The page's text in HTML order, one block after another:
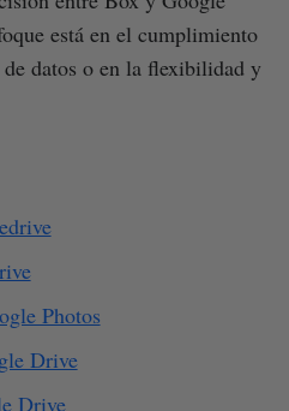
está en el cumplimiento
datos o en la flexibilidad y
Photos
Drive
Drive